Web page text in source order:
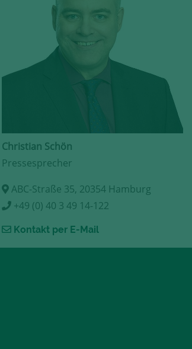
Christian Schön
Pressesprecher
ABC-Straße 35, 20354 Hamburg
+49 (0) 40 3 49 14-122
Kontakt per E-Mail